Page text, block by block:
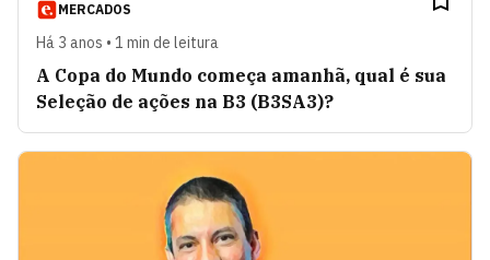
MERCADOS
Há 3 anos • 1 min de leitura
A Copa do Mundo começa amanhã, qual é sua
Seleção de ações na B3 (B3SA3)?